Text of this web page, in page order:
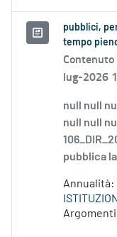
pubblici,
tempo
lug-2026
null null
null null
pubblica
Annualità: